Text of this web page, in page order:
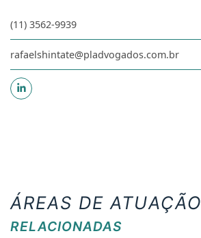
(11) 3562-9939
rafaelshintate@pladvogados.com.br
ÁREAS DE ATUAÇÃO
RELACIONADAS